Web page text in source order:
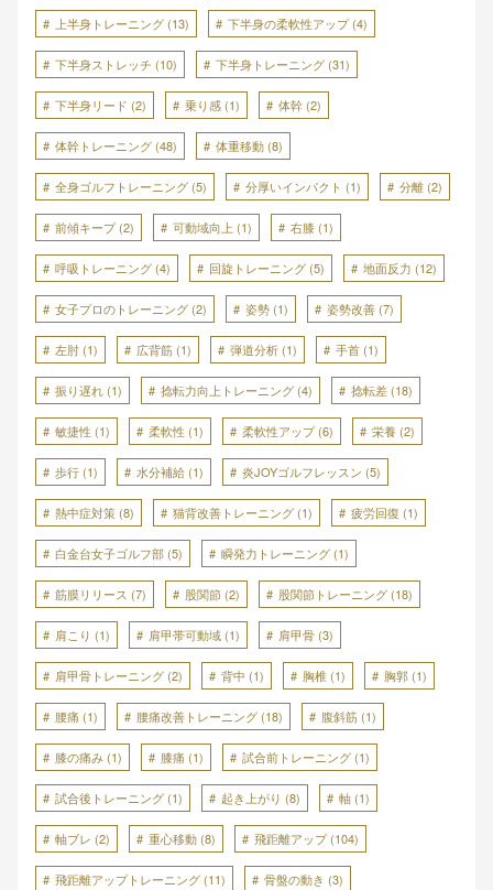
上半身トレーニング (13) 下半身の柔軟性アップ(4)
下半身ストレッチ (10) 下半身トレーニング (31)
下半身リード (2) 乗り感 (1) 体幹 (2)
体幹トレーニング (48) 体重移動 (8)
全身ゴルフトレーニング (5) 分厚いインパクト (1) 分離 (2)
前傾キープ(2) 可動域向上 (1) 右膝 (1)
呼吸トレーニング (4) 回旋トレーニング (5) 地面反力 (12)
女子プロのトレーニング (2) 姿勢 (1) 姿勢改善 (7)
左肘 (1) 広背筋 (1) 弾道分析 (1) 手首 (1)
振り遅れ (1) 捻転力向上トレーニング (4) 捻転差 (18)
敏捷性 (1) 柔軟性 (1) 柔軟性アップ(6) 栄養 (2)
歩行 (1) 水分補給 (1) 炎JOYゴルフレッスン (5)
熱中症対策 (8) 猫背改善トレーニング (1) 疲労回復 (1)
白金台女子ゴルフ部 (5) 瞬発力トレーニング (1)
筋膜リリース (7) 股関節 (2) 股関節トレーニング (18)
肩こり (1) 肩甲帯可動域 (1) 肩甲骨 (3)
肩甲骨トレーニング (2) 背中 (1) 胸椎 (1) 胸郭 (1)
腰痛 (1) 腰痛改善トレーニング (18) 腹斜筋 (1)
膝の痛み (1) 膝痛 (1) 試合前トレーニング (1)
試合後トレーニング (1) 起き上がり (8) 軸 (1)
軸ブレ (2) 重心移動 (8) 飛距離アップ(104)
飛距離アップトレーニング (11) 骨盤の動き (3)